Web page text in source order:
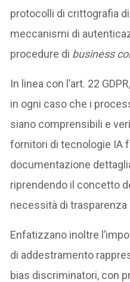
protocolli di crittografia
meccanismi di
procedure di business
In linea con l’art. 22
in ogni caso che i
siano comprensibili e
fornitori di tecnologie IA
documentazione
riprendendo il concetto
necessità di trasparenza
Enfatizzano inoltre
di addestramento
bias discriminatori, con